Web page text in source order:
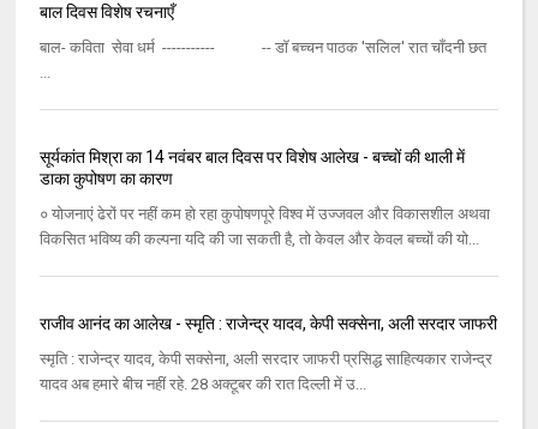
बाल दिवस विशेष रचनाएँ
बाल- कविता सेवा धर्म ----------- -- डॉ बच्चन पाठक 'सलिल' रात चाँदनी छत
...
सूर्यकांत मिश्रा का 14 नवंबर बाल दिवस पर विशेष आलेख - बच्चों की थाली में
डाका कुपोषण का कारण
० योजनाएं ढेरों पर नहीं कम हो रहा कुपोषणपूरे विश्व में उज्जवल और विकासशील अथवा
विकसित भविष्य की कल्पना यदि की जा सकती है, तो केवल और केवल बच्चों की यो...
राजीव आनंद का आलेख - स्‍मृति : राजेन्‍द्र यादव, केपी सक्‍सेना, अली सरदार जाफरी
स्‍मृति : राजेन्‍द्र यादव, केपी सक्‍सेना, अली सरदार जाफरी प्रसिद्ध साहित्‍यकार राजेन्‍द्र
यादव अब हमारे बीच नहीं रहे. 28 अक्‍टूबर की रात दिल्‍ली में उ...